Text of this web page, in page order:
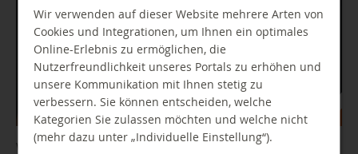
Wir spielen gemeinsam neue Spiele an unseren Konsolen.
Wir verwenden auf dieser Website mehrere Arten von
Cookies und Integrationen, um Ihnen ein optimales
Online-Erlebnis zu ermöglichen, die
Nutzerfreundlichkeit unseres Portals zu erhöhen und
unsere Kommunikation mit Ihnen stetig zu
verbessern. Sie können entscheiden, welche
Kategorien Sie zulassen möchten und welche nicht
(mehr dazu unter „Individuelle Einstellung“).